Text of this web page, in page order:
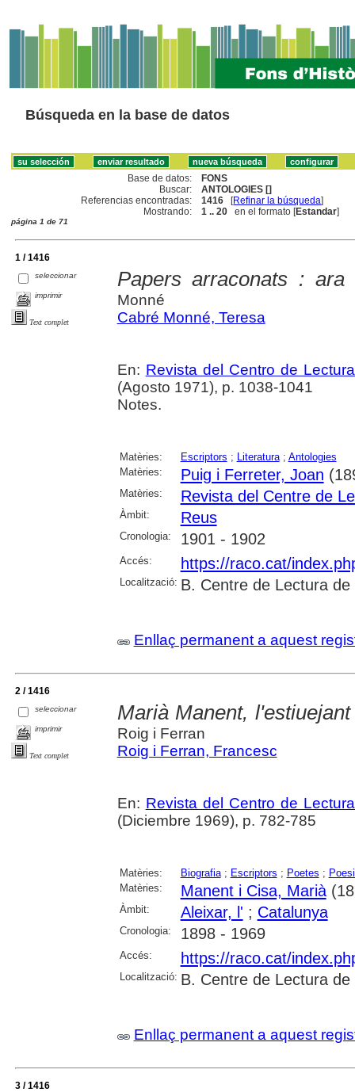
Búsqueda en la base de datos
Base de datos:
FONS
Buscar:
ANTOLOGIES []
Referencias encontradas:
1416 [Refinar la búsqueda]
Mostrando:
1 .. 20 en el formato [Estandar]
página 1 de 71
1 / 1416
seleccionar
imprimir
Text complet
Papers arraconats :
Monné
Cabré Monné, Teresa
En: Revista del Centro de
(Agosto 1971), p. 1038-1041
Notes.
Matèries: Escriptors ; Literatura; Antologies
Matèries:
Puig i Ferreter, Joan
Matèries: Revista del Centre de
Àmbit: Reus
Cronologia: 1901 - 1902
Accés: https://raco.cat/
Localització: B. Centre de Lectura de
Enllaç permanent a aquest
2 / 1416
seleccionar
imprimir
Text complet
Marià Manent,
Roig i Ferran
Roig i Ferran, Francesc
En: Revista del Centro de
(Diciembre 1969), p. 782-785
Matèries: Biografia; Escriptors ; Poetes ;
Matèries:
Manent i Cisa, Marià
Àmbit: Aleixar, l' ; Catalunya
Cronologia: 1898 - 1969
Accés: https://raco.cat/
Localització: B. Centre de Lectura de
Enllaç permanent a aquest
3 / 1416